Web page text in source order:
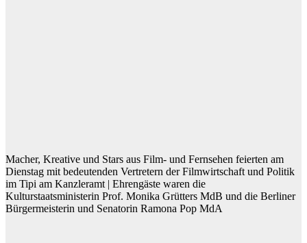
Macher, Kreative und Stars aus Film- und Fernsehen feierten am
Dienstag mit bedeutenden Vertretern der Filmwirtschaft und Politik
im Tipi am Kanzleramt | Ehrengäste waren die
Kulturstaatsministerin Prof. Monika Grütters MdB und die Berliner
Bürgermeisterin und Senatorin Ramona Pop MdA